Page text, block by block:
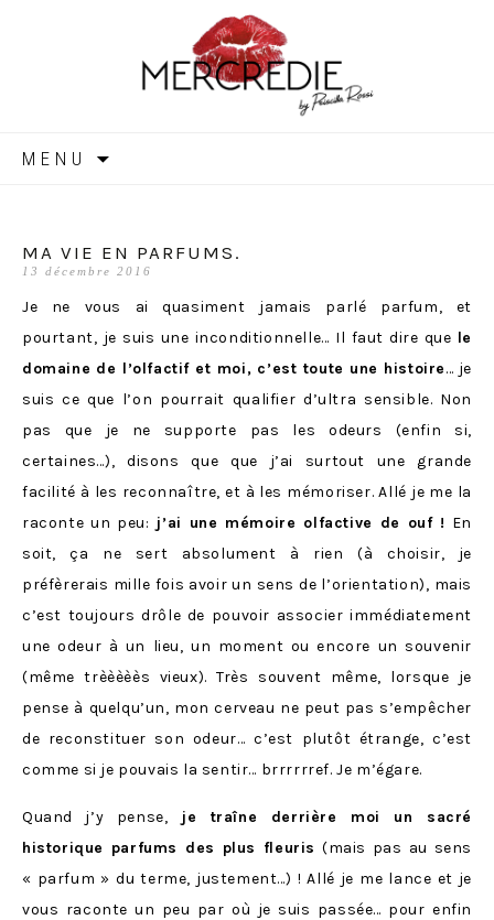
MERCREDIE
MENU
MA VIE EN PARFUMS.
13 décembre 2016
Je ne vous ai quasiment jamais parlé parfum, et
pourtant, je suis une inconditionnelle… Il faut dire que le
domaine de l’olfactif et moi, c’est toute une histoire… je
suis ce que l’on pourrait qualifier d’ultra sensible. Non
pas que je ne supporte pas les odeurs (enfin si,
certaines…), disons que que j’ai surtout une grande
facilité à les reconnaître, et à les mémoriser. Allé je me la
raconte un peu: j’ai une mémoire olfactive de ouf ! En
soit, ça ne sert absolument à rien (à choisir, je
préfèrerais mille fois avoir un sens de l’orientation), mais
c’est toujours drôle de pouvoir associer immédiatement
une odeur à un lieu, un moment ou encore un souvenir
(même trèèèèès vieux). Très souvent même, lorsque je
pense à quelqu’un, mon cerveau ne peut pas s’empêcher
de reconstituer son odeur… c’est plutôt étrange, c’est
comme si je pouvais la sentir… brrrrrref. Je m’égare.
Quand j’y pense,
je traîne derrière moi un sacré
historique parfums des plus fleuris (mais pas au sens
« parfum » du terme, justement…) ! Allé je me lance et je
vous raconte un peu par où je suis passée… pour enfin